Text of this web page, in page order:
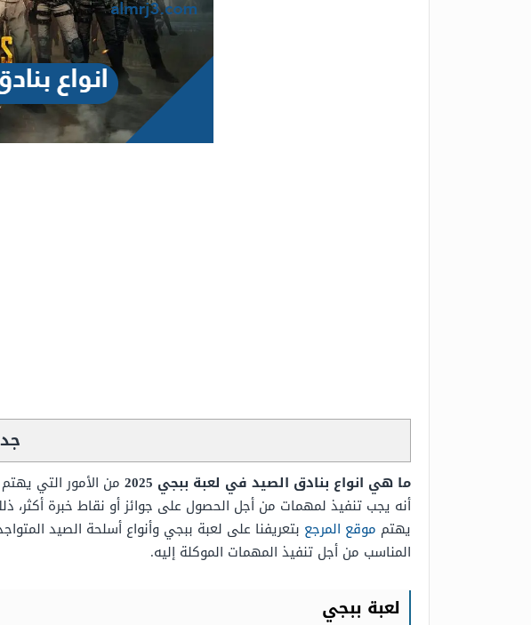
ما هي انواع بنادق الصيد في لعبة ببجي 2025
من الأمور التي
أنه يجب تنفيذ لمهمات من أجل الحصول على جوائز أو نقاط خبرة أكثر،
يهتم موقع المرجع بتعريفنا على لعبة ببجي وأنواع أسلحة الصيد
المناسب من أجل تنفيذ المهمات الموكلة إليه.
لعبة ببجي